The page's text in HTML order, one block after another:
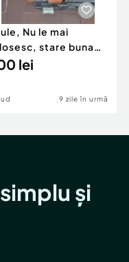
Nu le mai
stare buna
functionare
lei
9 zile în urmă
și